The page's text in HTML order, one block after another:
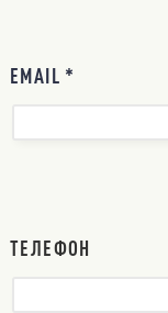
EMAIL *
ТЕЛЕФОН